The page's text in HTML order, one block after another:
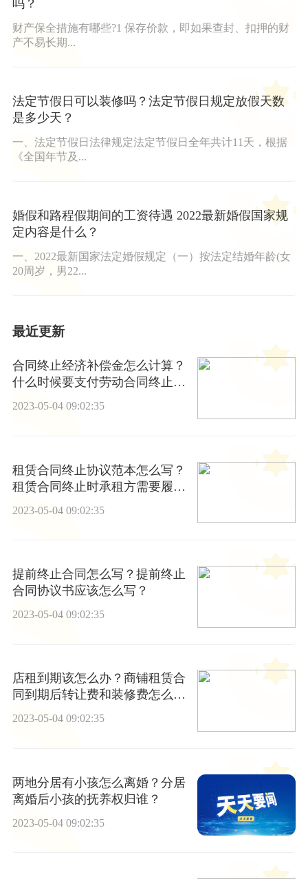
吗？
财产保全措施有哪些?1 保存价款，即如果查封、扣押的财
产不易长期...
法定节假日可以装修吗？法定节假日规定放假天数
是多少天？
一、法定节假日法律规定法定节假日全年共计11天，根据
《全国年节及...
婚假和路程假期间的工资待遇 2022最新婚假国家规
定内容是什么？
一、2022最新国家法定婚假规定（一）按法定结婚年龄(女
20周岁，男22...
最近更新
合同终止经济补偿金怎么计算？
什么时候要支付劳动合同终止经
济补偿金？
2023-05-04 09:02:35
租赁合同终止协议范本怎么写？
租赁合同终止时承租方需要履行
2023-05-04 09:02:35
提前终止合同怎么写？提前终止
合同协议书应该怎么写？
2023-05-04 09:02:35
店租到期该怎么办？商铺租赁合
同到期后转让费和装修费怎么
办？
2023-05-04 09:02:35
两地分居有小孩怎么离婚？分居
离婚后小孩的抚养权归谁？
2023-05-04 09:02:35